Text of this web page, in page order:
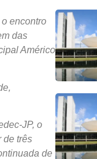
o encontro
das
Américo
JP, o
de três
de